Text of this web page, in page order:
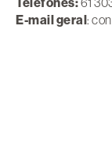
E-mail geral: